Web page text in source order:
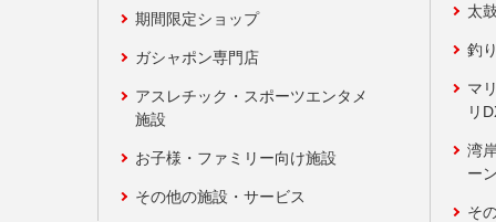
期間限定ショップ
ガシャポン専門店
アスレチック・スポーツエンタメ
施設
お子様・ファミリー向け施設
その他の施設・サービス
太
釣
マ
リ
湾
ー
そ